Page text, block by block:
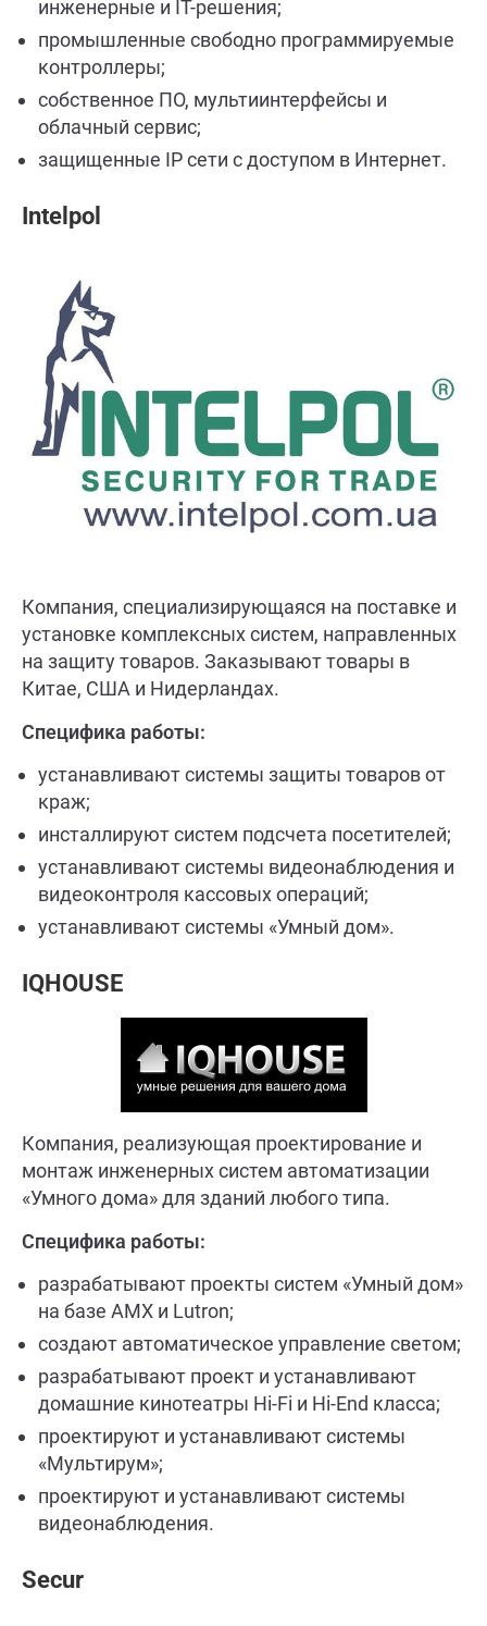
инженерные и IT-решения;
промышленные свободно программируемые
контроллеры;
собственное ПО, мультиинтерфейсы и
облачный сервис;
защищенные IP сети с доступом в Интернет.
Intelpol
Компания, специализирующаяся на поставке и
установке комплексных систем, направленных
на защиту товаров. Заказывают товары в
Китае, США и Нидерландах.
Специфика работы:
устанавливают системы защиты товаров от
краж;
инсталлируют систем подсчета посетителей;
устанавливают системы видеонаблюдения и
видеоконтроля кассовых операций;
устанавливают системы «Умный дом».
IQHOUSE
Компания, реализующая проектирование и
монтаж инженерных систем автоматизации
«Умного дома» для зданий любого типа.
Специфика работы:
разрабатывают проекты систем «Умный дом»
на базе AMX и Lutron;
создают автоматическое управление светом;
разрабатывают проект и устанавливают
домашние кинотеатры Hi-Fi и Hi-End класса;
проектируют и устанавливают системы
«Мультирум»;
проектируют и устанавливают системы
видеонаблюдения.
Secur